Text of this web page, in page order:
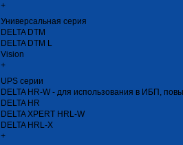
+
Универсальная серия
DELTA DTM
DELTA DTM L
Vision
+
UPS серии
DELTA HR-W - для использования в ИБП,
DELTA HR
DELTA XPERT HRL-W
DELTA HRL-Х
+